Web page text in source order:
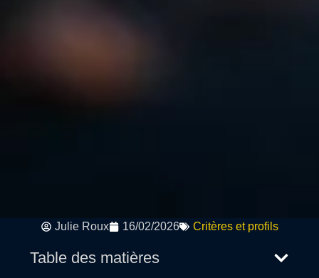
Julie Roux 16/02/2026 Critères et profils
Table des matières